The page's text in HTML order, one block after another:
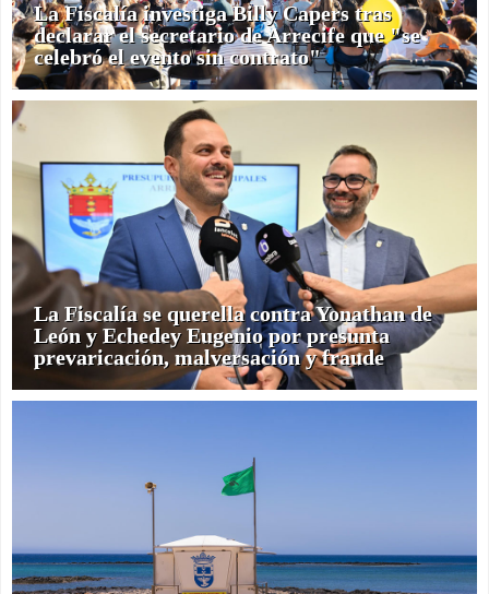
La Fiscalía investiga Billy Capers tras
declarar el secretario de Arrecife que "se
celebró el evento sin contrato"
La Fiscalía se querella contra Yonathan de
León y Echedey Eugenio por presunta
prevaricación, malversación y fraude